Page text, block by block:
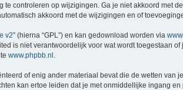
controleren op wijzigingen. Ga je niet akkoord met
akkoord met de wijzigingen en of
v2” (hierna “GPL”) en kan gedownload worden via
is niet verantwoordelijk voor wat wordt toegestaan
www.phpbb.nl
of enig ander materiaal bevat die de wetten van
kan ertoe leiden dat je met onmiddellijke ingang